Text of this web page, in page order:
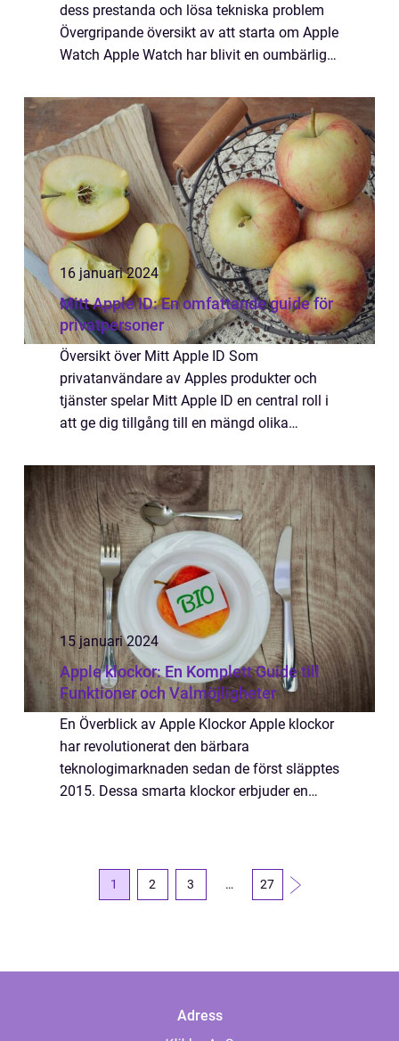
dess prestanda och lösa tekniska problem
Övergripande översikt av att starta om Apple
Watch Apple Watch har blivit en oumbärlig
dess funktioner sträcker sig långt utöve...
16 januari 2024
Mitt Apple ID: En omfattande guide för
privatpersoner
Översikt över Mitt Apple ID Som
privatanvändare av Apples produkter och
tjänster spelar Mitt Apple ID en central roll i
att ge dig tillgång till en mängd olika
personliga konto som kopplar samman alla
Apple-enh...
15 januari 2024
Apple klockor: En Komplett Guide till
Funktioner och Valmöjligheter
En Överblick av Apple Klockor Apple klockor
har revolutionerat den bärbara
teknologimarknaden sedan de först släpptes
2015. Dessa smarta klockor erbjuder en
1 2 3 … 27
Adress